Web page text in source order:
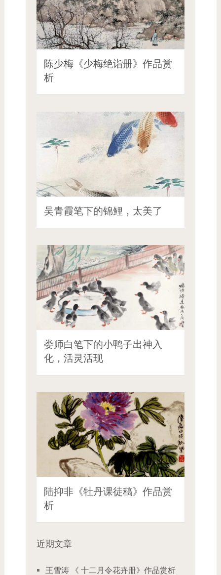
陈少梅《少梅绝诣册》作品赏
析
吴青霞笔下的锦鲤，太美了
娄师白笔下的小鸭子出神入
化，活灵活现
陆抑非《牡丹课徒稿》作品赏
析
近期文章
王雪涛 《 十二月令花卉册》作品赏析